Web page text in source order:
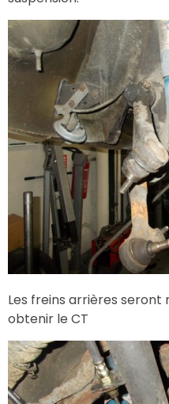
Les freins arrières
obtenir le CT